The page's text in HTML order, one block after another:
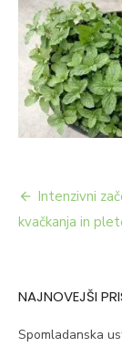
Intenzivni
kvačkanja in
NAJNOVEJŠI
Spomladanska